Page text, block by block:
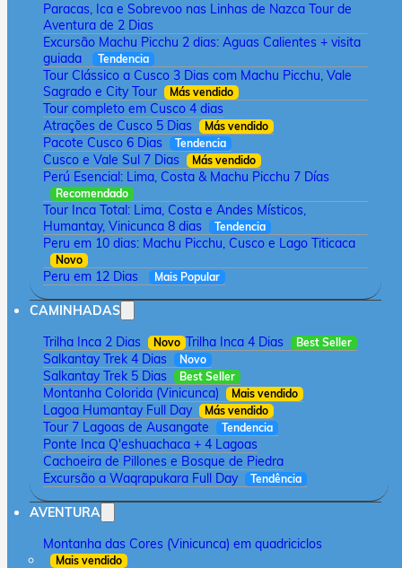
Paracas, Ica e Sobrevoo nas Linhas de Nazca Tour de
Aventura de 2 Dias
Excursão Machu Picchu 2 dias: Aguas Calientes + visita
guiada
Tendencia
Tour Clássico a Cusco 3 Dias com Machu Picchu, Vale
Sagrado e City Tour
Más vendido
Tour completo em Cusco 4 dias
Atrações de Cusco 5 Dias
Más vendido
Pacote Cusco 6 Dias Tendencia
Cusco e Vale Sul 7 Dias Más vendido
Perú Esencial: Lima, Costa & Machu Picchu 7 Días
Recomendado
Tour Inca Total: Lima, Costa e Andes Místicos,
Humantay, Vinicunca 8 dias
Tendencia
Peru em 10 dias: Machu Picchu, Cusco e Lago Titicaca
Novo
Peru em 12 Dias Mais Popular
CAMINHADAS
Trilha Inca 2 Dias
Novo Trilha Inca 4 Dias Best Seller
Salkantay Trek 4 Dias Novo
Salkantay Trek 5 Dias Best Seller
Montanha Colorida (Vinicunca) Mais vendido
Lagoa Humantay Full Day Más vendido
Tour 7 Lagoas de Ausangate Tendencia
Ponte Inca Q'eshuachaca + 4 Lagoas
Cachoeira de Pillones e Bosque de Piedra
Excursão a Waqrapukara Full Day
Tendência
AVENTURA
Montanha das Cores (Vinicunca) em quadriciclos
Mais vendido